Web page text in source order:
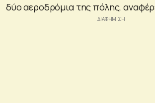
δύο αεροδρόμια της πόλης,